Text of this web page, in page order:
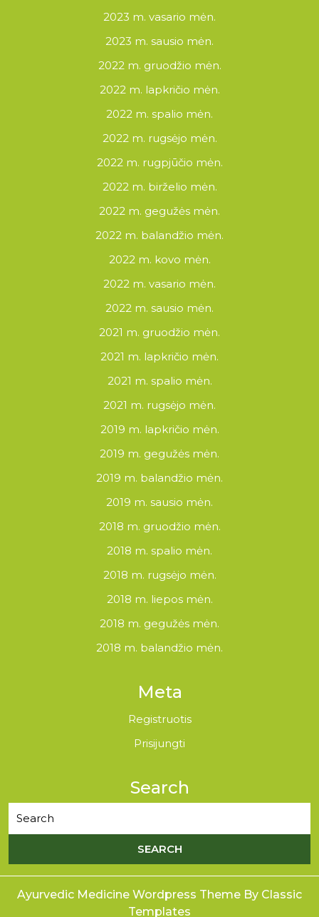
2023 m. vasario mėn.
2023 m. sausio mėn.
2022 m. gruodžio mėn.
2022 m. lapkričio mėn.
2022 m. spalio mėn.
2022 m. rugsėjo mėn.
2022 m. rugpjūčio mėn.
2022 m. birželio mėn.
2022 m. gegužės mėn.
2022 m. balandžio mėn.
2022 m. kovo mėn.
2022 m. vasario mėn.
2022 m. sausio mėn.
2021 m. gruodžio mėn.
2021 m. lapkričio mėn.
2021 m. spalio mėn.
2021 m. rugsėjo mėn.
2019 m. lapkričio mėn.
2019 m. gegužės mėn.
2019 m. balandžio mėn.
2019 m. sausio mėn.
2018 m. gruodžio mėn.
2018 m. spalio mėn.
2018 m. rugsėjo mėn.
2018 m. liepos mėn.
2018 m. gegužės mėn.
2018 m. balandžio mėn.
Meta
Registruotis
Prisijungti
Search
Ayurvedic Medicine Wordpress Theme By Classic
Templates